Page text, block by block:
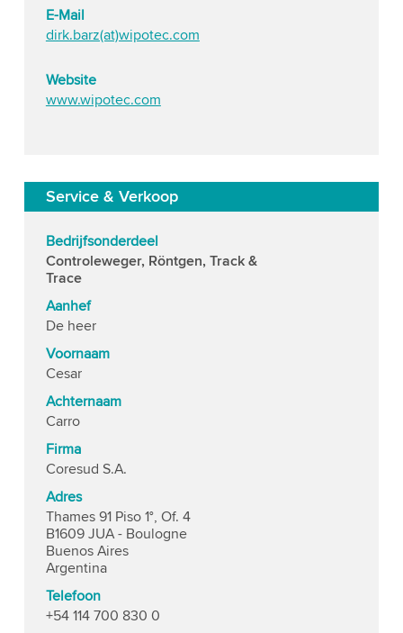
E-Mail
dirk.barz(at)wipotec.com
Website
www.wipotec.com
Service & Verkoop
Bedrijfsonderdeel
Controleweger, Röntgen, Track &
Trace
Aanhef
De heer
Voornaam
Cesar
Achternaam
Carro
Firma
Coresud S.A.
Adres
Thames 91 Piso 1°, Of. 4
B1609 JUA - Boulogne
Buenos Aires
Argentina
Telefoon
+54 114 700 830 0